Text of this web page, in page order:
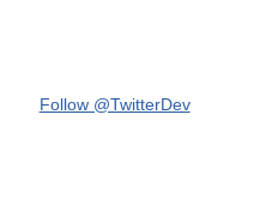
Follow @TwitterDev